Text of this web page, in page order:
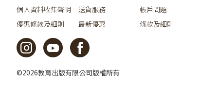
個人資料收集聲明
優惠條款及細則
送貨服務
最新優惠
帳戶問題
條款及細則
©2026教育出版有限公司版權所有